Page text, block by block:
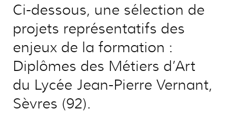
Ci-dessous, une sélection de
projets représentatifs des
enjeux de la formation :
Diplômes des Métiers d’Art
du Lycée Jean-Pierre Vernant,
Sèvres (92).